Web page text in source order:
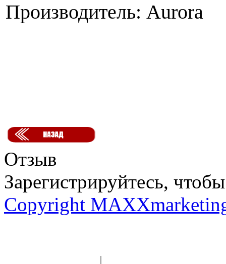
Производитель: Aurora
Отзыв
Зарегистрируйтесь,
Copyright